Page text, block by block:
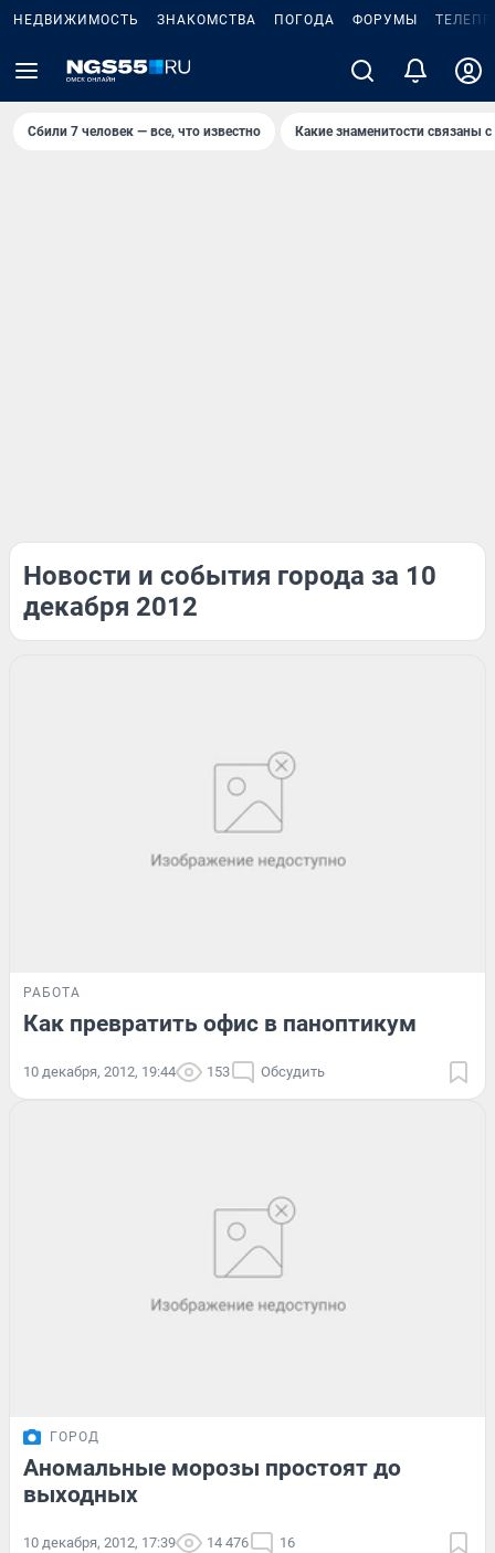
НЕДВИЖИМОСТЬ ЗНАКОМСТВА ПОГОДА ФОРУМЫ
Сбили 7 человек — все, что известно Какие знаменитости связаны
Новости и события города за 10
декабря 2012
РАБОТА
Как превратить офис в паноптикум
10 декабря, 2012, 19:44 153 Обсудить
ГОРОД
Аномальные морозы простоят до
выходных
10 декабря, 2012, 17:39 14 476 16